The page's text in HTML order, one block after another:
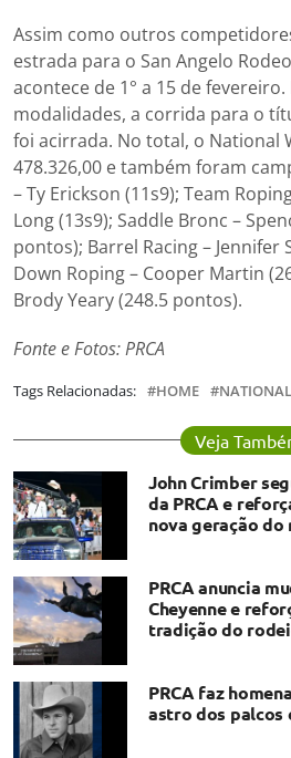
Assim como outros
estrada para o San Angelo
acontece de 1° a 15 de
modalidades, a corrida para o
foi acirrada. No total, o National
478.326,00 e também foram
– Ty Erickson (11s9); Team
Long (13s9); Saddle Bronc –
pontos); Barrel Racing – Jennifer
Down Roping – Cooper Martin
Brody Yeary (248.5 pontos).
Fonte e Fotos: PRCA
Tags Relacionadas: HOME
Veja
John Crimber
da PRCA e
nova geração do
PRCA anuncia
Cheyenne e
tradição do
PRCA faz
astro dos palcos